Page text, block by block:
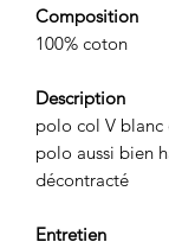
Composition
100% coton
Description
polo col V
polo aussi bien
décontracté
Entretien